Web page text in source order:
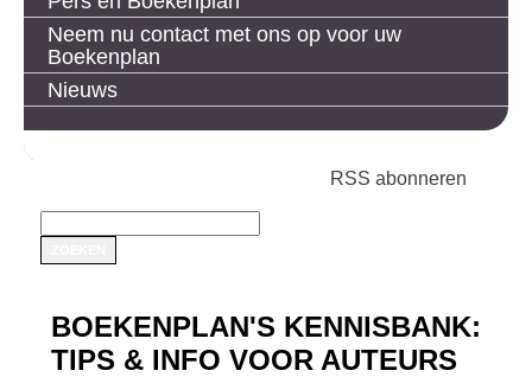
Neem nu contact met ons op voor uw
Boekenplan
Nieuws
RSS abonneren
BOEKENPLAN'S KENNISBANK:
TIPS & INFO VOOR AUTEURS